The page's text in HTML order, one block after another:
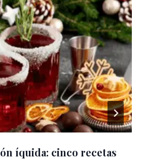
íquida: cinco recetas